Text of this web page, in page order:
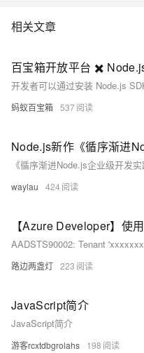
相关文章
百宝箱开放平台 ✖️
蚂蚁百宝箱 537
Node.js新作《循序渐进
waylau 424
路边两盏灯 223
JavaScript简介
JavaScript简介
游客rcxtdbgrolahs 198